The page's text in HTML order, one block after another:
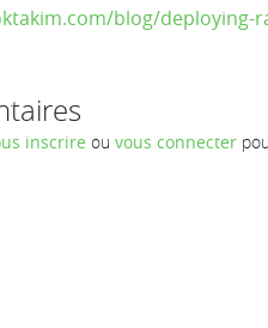
blog/deploying-
inscrire ou vous connecter